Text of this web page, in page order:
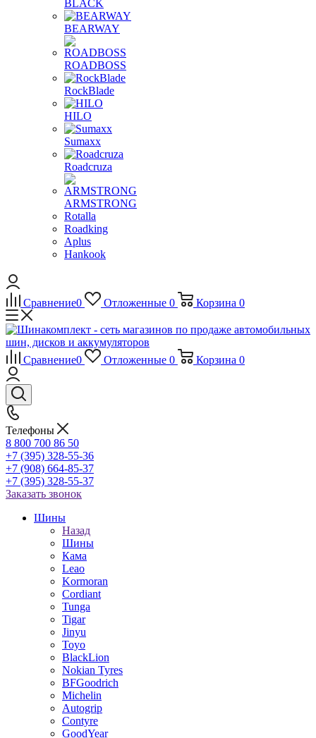
BLACK
BEARWAY
ROADBOSS
RockBlade
HILO
Sumaxx
Roadcruza
ARMSTRONG
Rotalla
Roadking
Aplus
Hankook
Сравнение0 Отложенные 0 Корзина 0
Сравнение0 Отложенные 0 Корзина 0
Телефоны
8 800 700 86 50
+7 (395) 328-55-36
+7 (908) 664-85-37
+7 (395) 328-55-37
Заказать звонок
Шины
Назад
Шины
Кама
Leao
Kormoran
Cordiant
Tunga
Tigar
Jinyu
Toyo
BlackLion
Nokian Tyres
BFGoodrich
Michelin
Autogrip
Contyre
GoodYear